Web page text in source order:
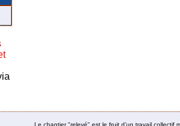
Le chantier "relevé" est le fruit d’un travail collectif